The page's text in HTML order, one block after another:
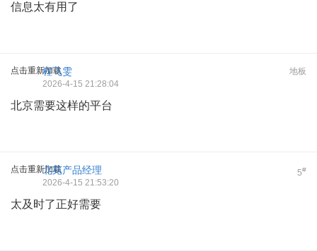
信息太有用了
点击重新加载 地板
程飞雯
2026-4-15 21:28:04
北京需要这样的平台
点击重新加载 5#
北苑产品经理
2026-4-15 21:53:20
太及时了正好需要